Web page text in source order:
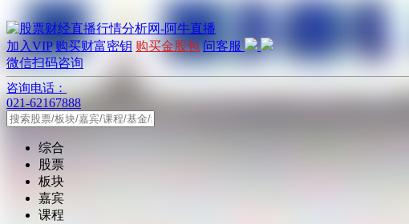
加入VIP 购买财富密钥 购买金股包 问客服
微信扫码咨询
咨询电话：
021-62167888
综合
股票
板块
嘉宾
课程